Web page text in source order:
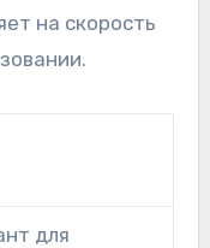
на скорость
для